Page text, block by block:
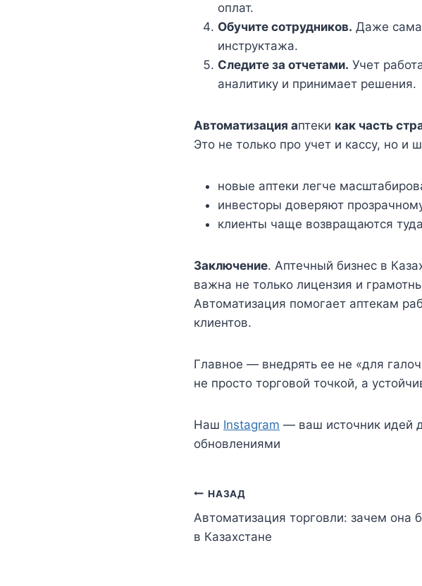
оплат.
Обучите сотрудников. Даже
инструктажа.
Следите за отчетами. Учет
аналитику и принимает решения.
Автоматизация аптеки как часть
Это не только про учет и кассу, но и
новые аптеки легче
инвесторы доверяют
клиенты чаще возвращаются
Заключение. Аптечный бизнес в
важна не только лицензия и
Автоматизация помогает аптекам
клиентов.
Главное — внедрять ее не «для
не просто торговой точкой, а
Наш Instagram — ваш источник идей
обновлениями
Навигация
по
НАЗАД
Автоматизация торговли: зачем она
в Казахстане